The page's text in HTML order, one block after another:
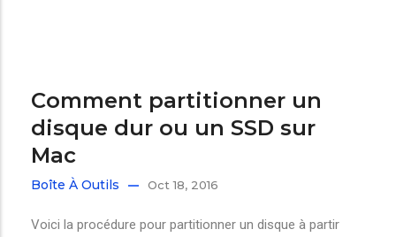
Comment partitionner un
disque dur ou un SSD sur
Mac
Boîte À Outils Oct 18, 2016
Voici la procédure pour partitionner un disque à partir